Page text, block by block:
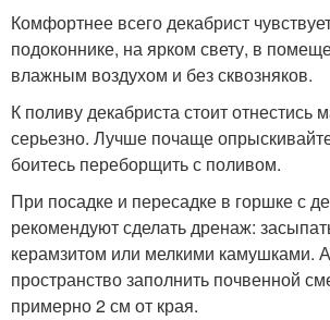
Комфортнее всего декабрист
подоконнике, на ярком свету, в
влажным воздухом и без сквозняков.
К поливу декабриста стоит отнестись
серьезно. Лучше почаще
боитесь переборщить с поливом.
При посадке и пересадке в горшке с
рекомендуют сделать дренаж:
керамзитом или мелкими камушками.
пространство заполнить почвенной
примерно 2 см от края.